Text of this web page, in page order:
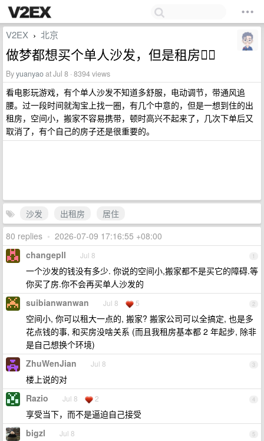
V2EX › 北京
做梦都想买个单人沙发，但是租房😮‍💨
Byyuanyaoat Jul 8 · 8394 views
看电影玩游戏，有个单人沙发不知道多舒服，电动调节，带通风追
腰。过一段时间就淘宝上找一圈，有几个中意的，但是一想到住的出
租房，空间小，搬家不容易携带，顿时高兴不起来了，几次下单后又
取消了，有个自己的房子还是很重要的。
沙发 出租房
居住
80 replies • 2026-07-09 17:16:55 +08:00
1
changepll Jul 8
一个沙发的钱没有多少. 你说的空间小,搬家都不是买它的障碍.等
你买了房.你不会再买单人沙发的
2
suibianwanwan Jul 8 5
空间小, 你可以租大一点的, 搬家? 搬家公司可以全搞定, 也是多
花点钱的事, 和买房没啥关系 (而且我租房基本都 2 年起步, 除非
是自己想换个环境)
3
ZhuWenJian Jul 8
楼上说的对
4
Razio Jul 8 2
享受当下，而不是逼迫自己接受
5
bigzl Jul 8